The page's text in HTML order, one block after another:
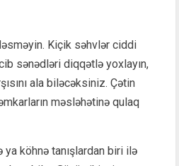
Kiçik səhvlər ciddi
sənədləri diqqətlə yoxlayın,
ala biləcəksiniz. Çətin
məsləhətinə qulaq
köhnə tanışlardan biri ilə